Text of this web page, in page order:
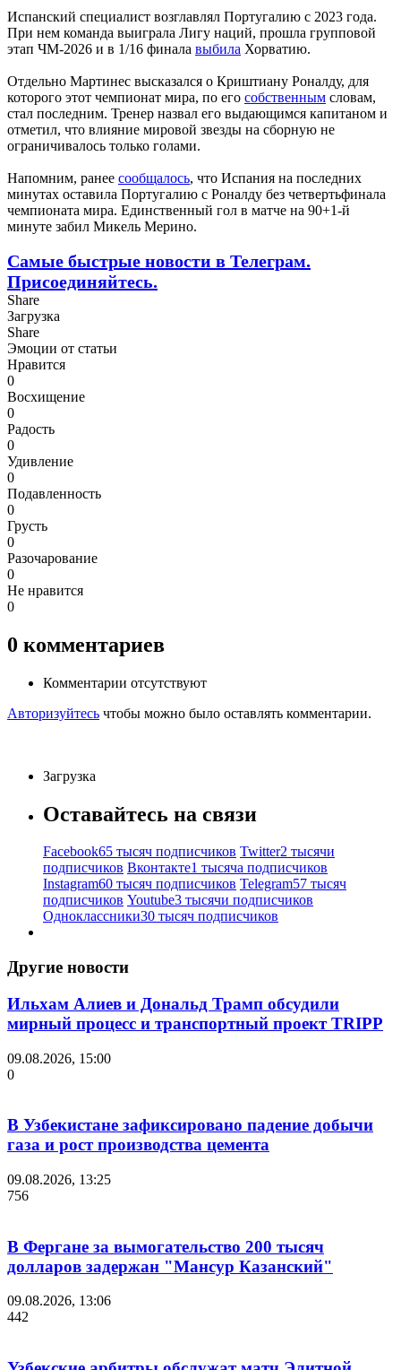
Испанский специалист возглавлял Португалию с 2023 года.
При нем команда выиграла Лигу наций, прошла групповой
этап ЧМ-2026 и в 1/16 финала выбила Хорватию.
Отдельно Мартинес высказался о Криштиану Роналду, для
которого этот чемпионат мира, по его собственным словам,
стал последним. Тренер назвал его выдающимся капитаном и
отметил, что влияние мировой звезды на сборную не
ограничивалось только голами.
Напомним, ранее сообщалось, что Испания на последних
минутах оставила Португалию с Роналду без четвертьфинала
чемпионата мира. Единственный гол в матче на 90+1-й
минуте забил Микель Мерино.
Самые быстрые новости в Телеграм.
Присоединяйтесь.
Share
Загрузка
Share
Эмоции от статьи
Нравится
0
Восхищение
0
Радость
0
Удивление
0
Подавленность
0
Грусть
0
Разочарование
0
Не нравится
0
0 комментариев
Комментарии отсутствуют
Авторизуйтесь чтобы можно было оставлять комментарии.
Загрузка
Оставайтесь на связи
Facebook65 тысяч подписчиков Twitter2 тысячи
подписчиков Вконтакте1 тысяча подписчиков
Instagram60 тысяч подписчиков Telegram57 тысяч
подписчиков Youtube3 тысячи подписчиков
Одноклассники30 тысяч подписчиков
Другие новости
Ильхам Алиев и Дональд Трамп обсудили
мирный процесс и транспортный проект TRIPP
09.08.2026, 15:00
0
В Узбекистане зафиксировано падение добычи
газа и рост производства цемента
09.08.2026, 13:25
756
В Фергане за вымогательство 200 тысяч
долларов задержан "Мансур Казанский"
09.08.2026, 13:06
442